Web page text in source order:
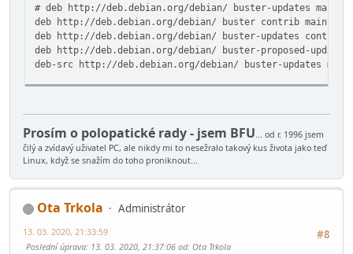
# deb http://deb.debian.org/debian/ buster-updates main
deb http://deb.debian.org/debian/ buster contrib main
deb http://deb.debian.org/debian/ buster-updates contrib
deb http://deb.debian.org/debian/ buster-proposed-
deb-src http://deb.debian.org/debian/ buster-updates
[ Soubor '/etc/apt/sources.list' je
^G Nápověda ^O Zapsat ^W Hledat ^K Vyjmout
^X Ukončit ^R Otevřít sou^\ Nahradit ^U Vložit
Prosím o polopatické rady - jsem BFU... od r. 1996 jsem
čilý a zvídavý uživatel PC, ale nikdy mi to nesežralo takový kus života jako teď
Linux, když se snažím do toho proniknout...
Ota Trkola
Administrátor
#8
13. 03. 2020, 21:33:59
Poslední úprava: 13. 03. 2020, 21:37:06 od: Ota Trkola